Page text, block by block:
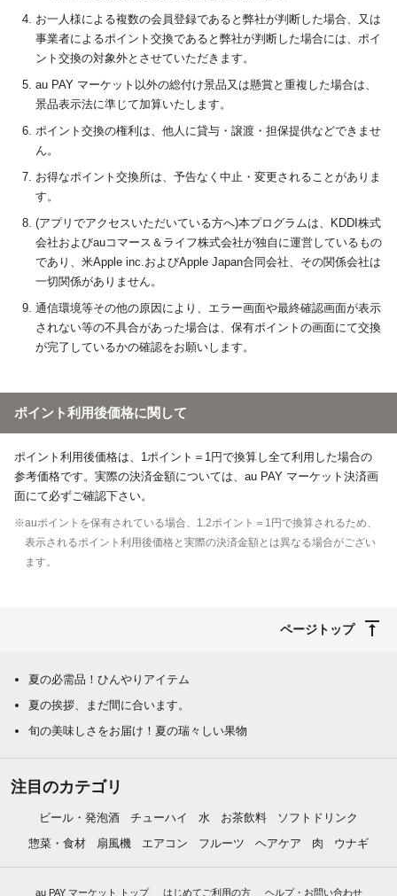
お一人様による複数の会員登録であると弊社が判断した場合、又は
事業者によるポイント交換であると弊社が判断した場合には、ポイ
ント交換の対象外とさせていただきます。
au PAY マーケット以外の総付け景品又は懸賞と重複した場合は、
景品表示法に準じて加算いたします。
ポイント交換の権利は、他人に貸与・譲渡・担保提供などできませ
ん。
お得なポイント交換所は、予告なく中止・変更されることがありま
す。
(アプリでアクセスいただいている方へ)本プログラムは、KDDI株式
会社およびauコマース＆ライフ株式会社が独自に運営しているもの
であり、米Apple inc.およびApple Japan合同会社、その関係会社は
一切関係がありません。
通信環境等その他の原因により、エラー画面や最終確認画面が表示
されない等の不具合があった場合は、保有ポイントの画面にて交換
が完了しているかの確認をお願いします。
ポイント利用後価格に関して
ポイント利用後価格は、1ポイント＝1円で換算し全て利用した場合の
参考価格です。実際の決済金額については、au PAY マーケット決済画
面にて必ずご確認下さい。
※auポイントを保有されている場合、1.2ポイント＝1円で換算されるため、
表示されるポイント利用後価格と実際の決済金額とは異なる場合がござい
ます。
ページトップ
夏の必需品！ひんやりアイテム
夏の挨拶、まだ間に合います。
旬の美味しさをお届け！夏の瑞々しい果物
注目のカテゴリ
ビール・発泡酒 チューハイ 水 お茶飲料
ソフトドリンク
惣菜・食材
扇風機 エアコン フルーツ ヘアケア 肉 ウナギ
au PAY マーケット トップ はじめてご利用の方 ヘルプ・お問い合わせ